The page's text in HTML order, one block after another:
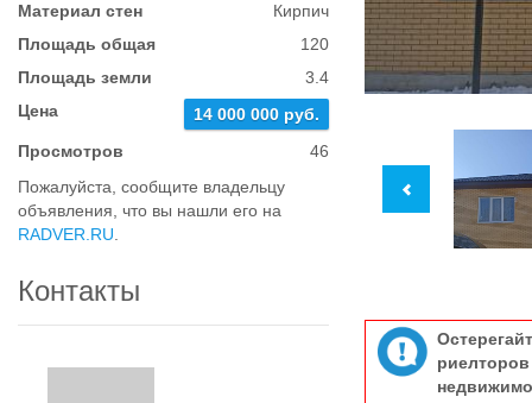
Материал стен
Кирпич
Площадь общая
120
Площадь земли
3.4
Цена
14 000 000 руб.
Просмотров
46
Пожалуйста, сообщите владельцу
объявления, что вы нашли его на
RADVER.RU
Контакты